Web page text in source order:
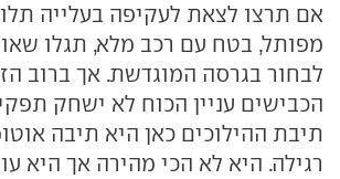
אם תרצו לצאת לעקיפה בעלייה
מפותל, בטח עם רכב מלא, תגלו
לבחור בגרסה המוגדשת. אך ברוב
הכבישים עניין הכוח לא ישחק
תיבת ההילוכים כאן היא תיבה
רגילה. היא לא הכי מהירה אך היא